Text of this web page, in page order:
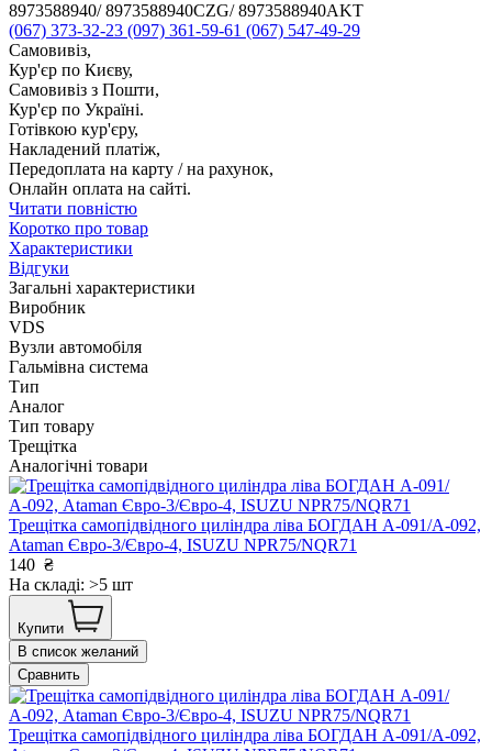
8973588940/ 8973588940CZG/ 8973588940AKT
(067) 373-32-23 (097) 361-59-61 (067) 547-49-29
Самовивіз,
Кур'єр по Києву,
Самовивіз з Пошти,
Кур'єр по Україні.
Готівкою кур'єру,
Накладений платіж,
Передоплата на карту / на рахунок,
Онлайн оплата на сайті.
Читати повністю
Коротко про товар
Характеристики
Відгуки
Загальні характеристики
Виробник
VDS
Вузли автомобіля
Гальмівна система
Тип
Аналог
Тип товару
Трещітка
Аналогічні товари
Трещітка самопідвідного циліндра ліва БОГДАН А-091/А-092,
Ataman Євро-3/Євро-4, ISUZU NPR75/NQR71
140 ₴
На складі: >5 шт
Купити
В список желаний
Сравнить
Трещітка самопідвідного циліндра ліва БОГДАН А-091/А-092,